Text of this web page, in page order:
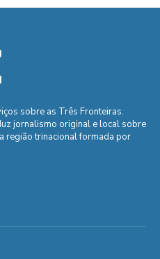
sobre as Três Fronteiras.
jornalismo original e local sobre
região trinacional formada por